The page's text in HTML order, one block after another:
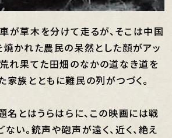
が草木を分けて走るが、そこは中国
焼かれた農民の呆然とした顔がアッ
荒れ果てた田畑のなかの道なき道を
族とともに難民の列がつづく。
名とはうらはらに、この映画には戦
い。銃声や砲声が遠く、近く、絶え